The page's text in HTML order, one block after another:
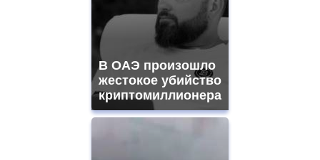
В ОАЭ произошло
жестокое убийство
криптомиллионера